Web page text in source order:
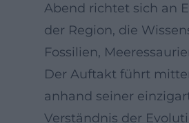
Abend richtet sich an
der Region, die
Fossilien,
Der Auftakt führt
anhand seiner
Verständnis der